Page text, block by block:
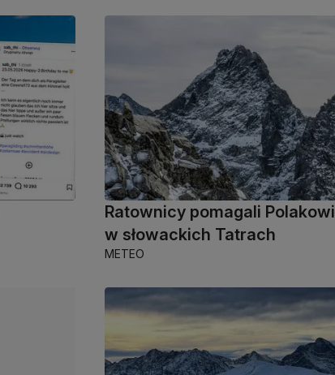
Ratownicy pomagali Polakowi
w słowackich Tatrach
METEO